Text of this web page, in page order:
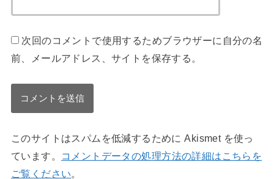
次回のコメントで使用するためブラウザーに自分の名
前、メールアドレス、サイトを保存する。
このサイトはスパムを低減するために Akismet を使っ
ています。
コメントデータの処理方法の詳細はこちらを
ご覧ください。